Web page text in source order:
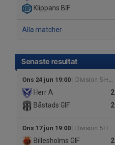
Klippans BIF
Alla matcher
Senaste resultat
Ons 24 jun 19:00 | Division 5 Herr Nordvästra Skåne
2
HerrA
2
Båstads GIF
Ons 17 jun 19:00 | Division 5 Herr Nordvästra Skåne
2
Billesholms GIF